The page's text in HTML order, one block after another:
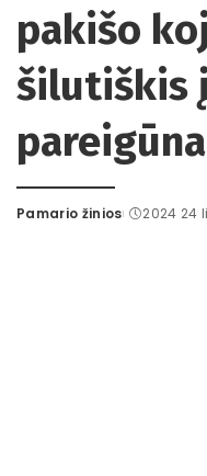
pakišo
šilutiškis
Posted
Pamario žinios 2024 24